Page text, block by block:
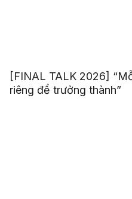
[FINAL TALK 2026]
riêng để trưởng thành”